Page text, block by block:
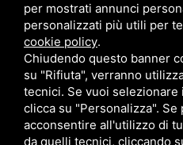
Area riservata
per mostrati annunci
personalizzati più utili per
cookie policy.
Chiudendo questo banner
su "Rifiuta", verranno
tecnici. Se vuoi selezionare
clicca su "Personalizza".
acconsentire all'utilizzo di
da quelli tecnici, cliccando